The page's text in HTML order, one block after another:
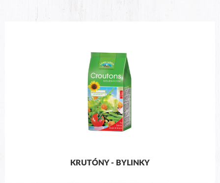
KRUTÓNY - BYLINKY